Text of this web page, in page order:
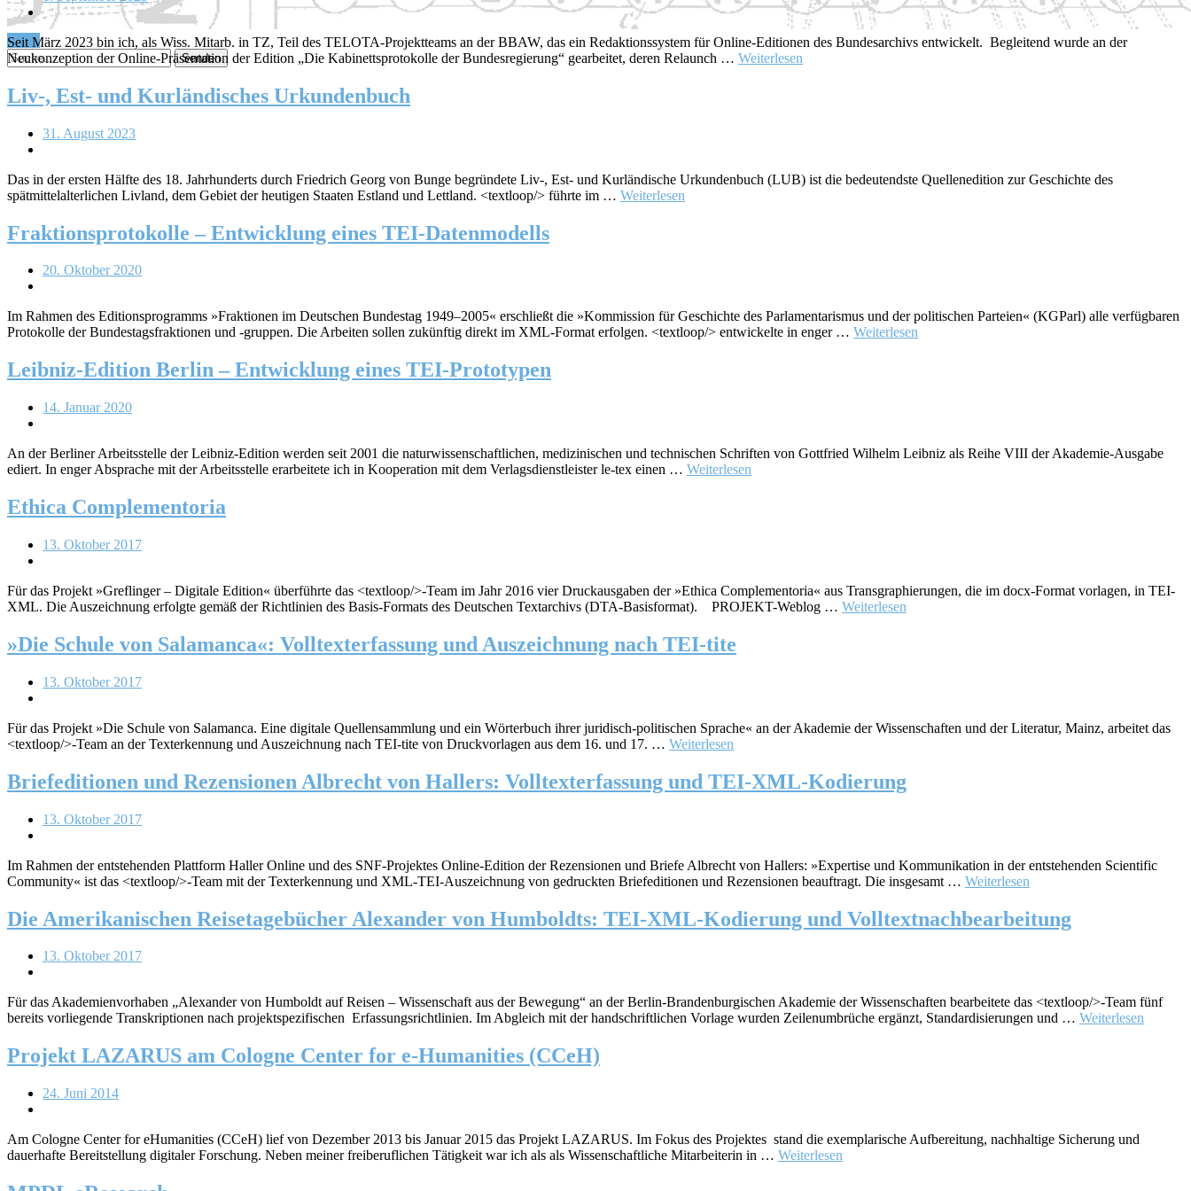
Menü
Seit März 2023 bin ich, als Wiss. Mitarb. in TZ, Teil des TELOTA-Projektteams an der BBAW, das ein Redaktionssystem für Online-Editionen des Bundesarchivs entwickelt. Begleitend wurde an der
Neukonzeption der Online-Präsentation der Edition „Die Kabinettsprotokolle der Bundesregierung“ gearbeitet, deren Relaunch … Weiterlesen
Liv-, Est- und Kurländisches Urkundenbuch
31. August 2023
Das in der ersten Hälfte des 18. Jahrhunderts durch Friedrich Georg von Bunge begründete Liv-, Est- und Kurländische Urkundenbuch (LUB) ist die bedeutendste Quellenedition zur Geschichte des
spätmittelalterlichen Livland, dem Gebiet der heutigen Staaten Estland und Lettland. <textloop/> führte im … Weiterlesen
Fraktionsprotokolle – Entwicklung eines TEI-Datenmodells
20. Oktober 2020
Im Rahmen des Editionsprogramms »Fraktionen im Deutschen Bundestag 1949–2005« erschließt die »Kommission für Geschichte des Parlamentarismus und der politischen Parteien« (KGParl) alle verfügbaren
Protokolle der Bundestagsfraktionen und -gruppen. Die Arbeiten sollen zukünftig direkt im XML-Format erfolgen. <textloop/> entwickelte in enger … Weiterlesen
Leibniz-Edition Berlin – Entwicklung eines TEI-Prototypen
14. Januar 2020
An der Berliner Arbeitsstelle der Leibniz-Edition werden seit 2001 die naturwissenschaftlichen, medizinischen und technischen Schriften von Gottfried Wilhelm Leibniz als Reihe VIII der Akademie-Ausgabe
ediert. In enger Absprache mit der Arbeitsstelle erarbeitete ich in Kooperation mit dem Verlagsdienstleister le-tex einen … Weiterlesen
Ethica Complementoria
13. Oktober 2017
Für das Projekt »Greflinger – Digitale Edition« überführte das <textloop/>-Team im Jahr 2016 vier Druckausgaben der »Ethica Complementoria« aus Transgraphierungen, die im docx-Format vorlagen, in TEI-
XML. Die Auszeichnung erfolgte gemäß der Richtlinien des Basis-Formats des Deutschen Textarchivs (DTA-Basisformat). PROJEKT-Weblog … Weiterlesen
»Die Schule von Salamanca«: Volltexterfassung und Auszeichnung nach TEI-tite
13. Oktober 2017
Für das Projekt »Die Schule von Salamanca. Eine digitale Quellensammlung und ein Wörterbuch ihrer juridisch-politischen Sprache« an der Akademie der Wissenschaften und der Literatur, Mainz, arbeitet das
<textloop/>-Team an der Texterkennung und Auszeichnung nach TEI-tite von Druckvorlagen aus dem 16. und 17. … Weiterlesen
Briefeditionen und Rezensionen Albrecht von Hallers: Volltexterfassung und TEI-XML-Kodierung
13. Oktober 2017
Im Rahmen der entstehenden Plattform Haller Online und des SNF-Projektes Online-Edition der Rezensionen und Briefe Albrecht von Hallers: »Expertise und Kommunikation in der entstehenden Scientific
Community« ist das <textloop/>-Team mit der Texterkennung und XML-TEI-Auszeichnung von gedruckten Briefeditionen und Rezensionen beauftragt. Die insgesamt … Weiterlesen
Die Amerikanischen Reisetagebücher Alexander von Humboldts: TEI-XML-Kodierung und Volltextnachbearbeitung
13. Oktober 2017
Für das Akademienvorhaben „Alexander von Humboldt auf Reisen – Wissenschaft aus der Bewegung“ an der Berlin-Brandenburgischen Akademie der Wissenschaften bearbeitete das <textloop/>-Team fünf
bereits vorliegende Transkriptionen nach projektspezifischen Erfassungsrichtlinien. Im Abgleich mit der handschriftlichen Vorlage wurden Zeilenumbrüche ergänzt, Standardisierungen und … Weiterlesen
Projekt LAZARUS am Cologne Center for e-Humanities (CCeH)
24. Juni 2014
Am Cologne Center for eHumanities (CCeH) lief von Dezember 2013 bis Januar 2015 das Projekt LAZARUS. Im Fokus des Projektes stand die exemplarische Aufbereitung, nachhaltige Sicherung und
dauerhafte Bereitstellung digitaler Forschung. Neben meiner freiberuflichen Tätigkeit war ich als als Wissenschaftliche Mitarbeiterin in … Weiterlesen